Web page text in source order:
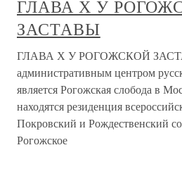
ГЛАВА Х У
ЗАСТАВЫ
ГЛАВА Х У РОГОЖСКОЙ
административным центром
является Рогожская слобода в
находятся резиденция
Покровский и Рождественский
Рогожское